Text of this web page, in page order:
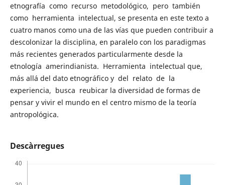
etnografía como recurso metodológico, pero también
como herramienta intelectual, se presenta en este texto a
cuatro manos como una de las vías que pueden contribuir a
descolonizar la disciplina, en paralelo con los paradigmas
más recientes generados particularmente desde la
etnología amerindianista. Herramienta intelectual que,
más allá del dato etnográfico y del relato de la
experiencia, busca reubicar la diversidad de formas de
pensar y vivir el mundo en el centro mismo de la teoría
antropológica.
Descàrregues